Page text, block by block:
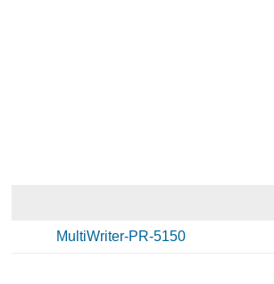
MultiWriter-PR-5150